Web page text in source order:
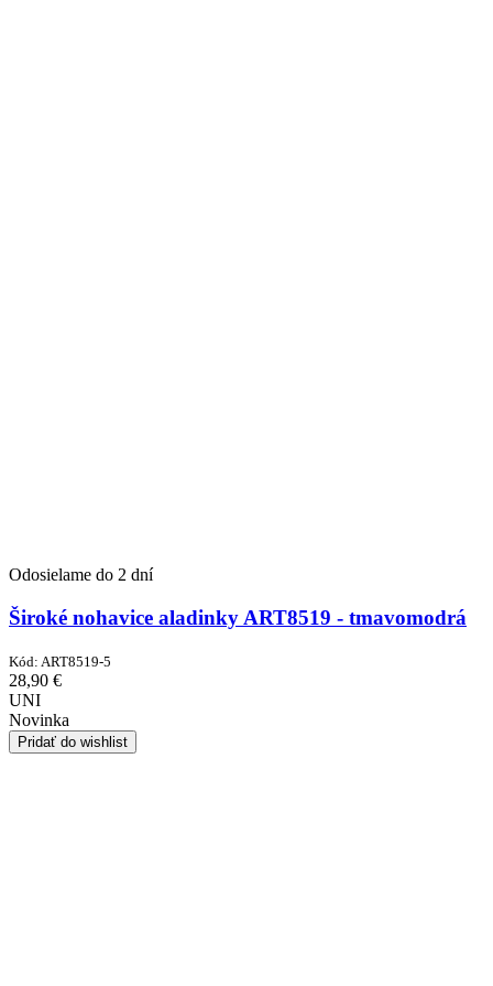
Odosielame do 2 dní
Široké nohavice aladinky ART8519 - tmavomodrá
Kód: ART8519-5
28,90 €
UNI
Novinka
Pridať do wishlist